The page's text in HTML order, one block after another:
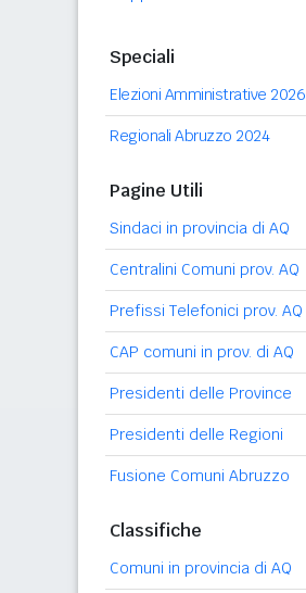
Speciali
Elezioni Amministrative 2026
Regionali Abruzzo 2024
Pagine Utili
Sindaci in provincia di AQ
Centralini Comuni prov. AQ
Prefissi Telefonici prov. AQ
CAP comuni in prov. di AQ
Presidenti delle Province
Presidenti delle Regioni
Fusione Comuni Abruzzo
Classifiche
Comuni in provincia di AQ